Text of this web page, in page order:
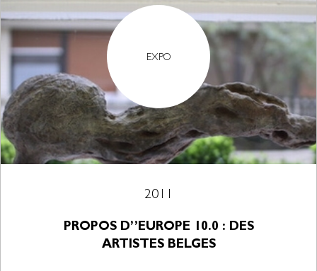
EXPO
2011
PROPOS D’’EUROPE 10.0 : DES
ARTISTES BELGES